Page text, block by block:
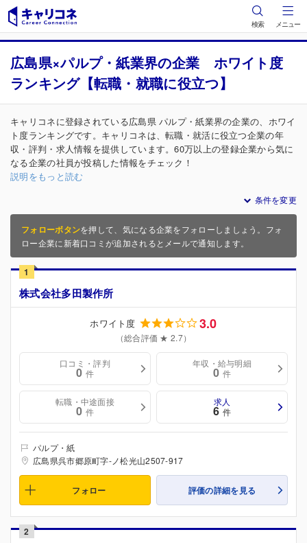
検索 メニュー
広島県×パルプ・紙業界の企業 ホワイト度
ランキング【転職・就職に役立つ】
キャリコネに登録されている広島県 パルプ・紙業界の企業の、ホワイ
ト度ランキングです。キャリコネは、転職・就活に役立つ企業の年
収・評判・求人情報を提供しています。60万以上の登録企業から気に
なる企業の社員が投稿した情報をチェック！
説明をもっと読む
条件を変更
フォローボタンを押して、気になる企業をフォローしましょう。フォ
ロー企業に新着口コミが追加されるとメールで通知します。
1
株式会社多田製作所
ホワイト度 3.0
（総合評価 ★ 2.7）
口コミ・評判
0 件
年収・給与明細
0 件
転職・中途面接
0 件
求人
6 件
パルプ・紙
広島県呉市郷原町字-ノ松光山2507-917
フォロー 評価の詳細を見る
2